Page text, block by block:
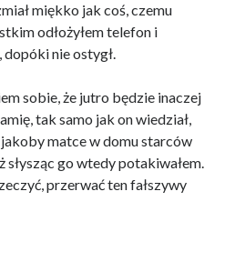
miękko jak coś, czemu
odłożyłem telefon i
dopóki nie ostygł.
sobie, że jutro będzie inaczej
tak samo jak on wiedział,
jakoby matce w domu starców
słysząc go wtedy potakiwałem.
przerwać ten fałszywy